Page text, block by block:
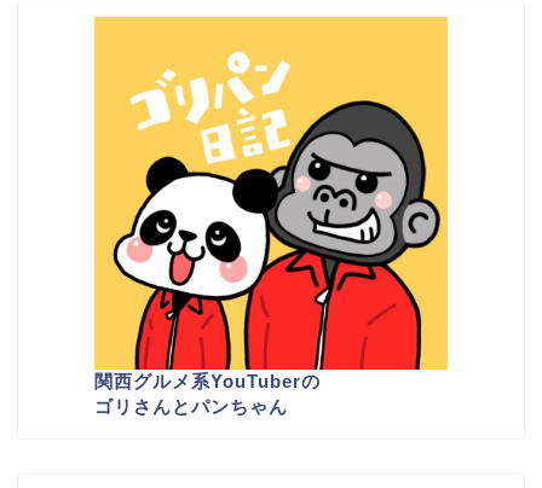
関西グルメ系YouTuberの
ゴリさんとパンちゃん